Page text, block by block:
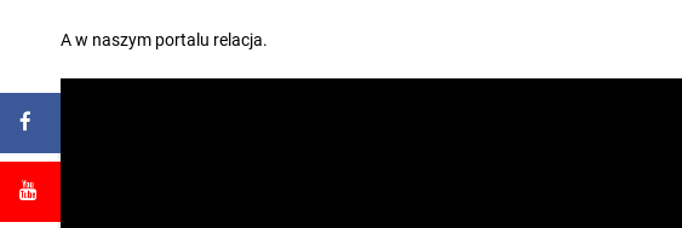
A w naszym portalu relacja.